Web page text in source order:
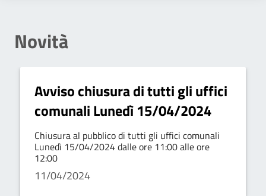
Novità
Avviso chiusura di tutti gli uffici
comunali Lunedì 15/04/2024
Chiusura al pubblico di tutti gli uffici comunali
Lunedì 15/04/2024 dalle ore 11:00 alle ore
12:00
11/04/2024